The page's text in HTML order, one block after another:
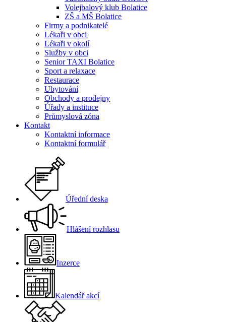
Volejbalový klub Bolatice
ZŠ a MŠ Bolatice
Firmy a podnikatelé
Lékaři v obci
Lékaři v okolí
Služby v obci
Senior TAXI Bolatice
Sport a relaxace
Restaurace
Ubytování
Obchody a prodejny
Úřady a instituce
Průmyslová zóna
Kontakt
Kontaktní informace
Kontaktní formulář
Úřední deska
Hlášení rozhlasu
Inzerce
Kalendář akcí